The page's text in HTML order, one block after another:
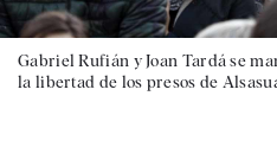
Gabriel Rufián y Joan Tardá se
la libertad de los presos de